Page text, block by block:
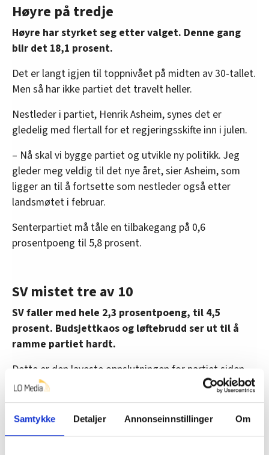
Samtykke Detaljer Annonseinnstillinger Om
Høyre på tredje
Høyre har styrket seg etter valget. Denne gang
blir det 18,1 prosent.
Det er langt igjen til toppnivået på midten av 30-tallet.
Men så har ikke partiet det travelt heller.
Nestleder i partiet, Henrik Asheim, synes det er
gledelig med flertall for et regjeringsskifte inn i julen.
– Nå skal vi bygge partiet og utvikle ny politikk. Jeg
gleder meg veldig til det nye året, sier Asheim, som
ligger an til å fortsette som nestleder også etter
landsmøtet i februar.
Senterpartiet må tåle en tilbakegang på 0,6
prosentpoeng til 5,8 prosent.
SV mistet tre av 10
SV faller med hele 2,3 prosentpoeng, til 4,5
prosent. Budsjettkaos og løftebrudd ser ut til å
ramme partiet hardt.
Dette er den laveste oppslutningen for partiet siden
august 2017.
SV. 16 prosent har satt seg på gjerdet, mens 18
prosent har gått til Rødt.